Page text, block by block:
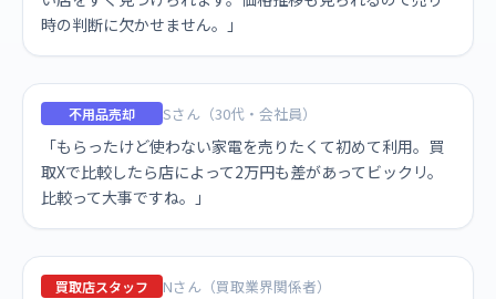
時の判断に欠かせません。」
不用品売却 Sさん（30代・会社員）
「もらったけど使わない家電を売りたくて初めて利用。買
取Xで比較したら店によって2万円も差があってビックリ。
比較って大事ですね。」
買取店スタッフ Nさん（買取業界関係者）